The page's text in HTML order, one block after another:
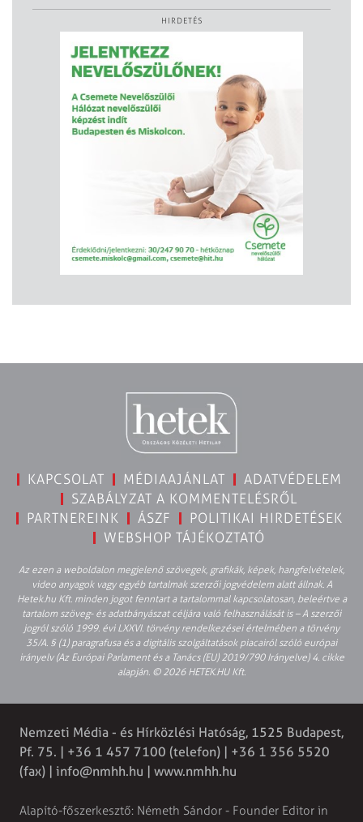
HIRDETÉS
KAPCSOLAT MÉDIAAJÁNLAT
ADATVÉDELEM
SZABÁLYZAT A KOMMENTELÉSRŐL
PARTNEREINK
ÁSZF
POLITIKAI HIRDETÉSEK
WEBSHOP TÁJÉKOZTATÓ
Az ezen a weboldalon megjelenő szövegek, grafikák, képek, hangfelvételek,
video anyagok vagy egyéb tartalmak szerzői jogvédelem alatt állnak. A
Hetek.hu Kft. minden jogot fenntart a tartalommal kapcsolatosan, beleértve a
tartalom szöveg- és adatbányászat céljára való felhasználását is – A szerzői
jogról szóló 1999. évi LXXVI. törvény rendelkezései értelmében a törvény
35/A. § (1) paragrafusa és a digitális szolgáltatások piacairól szóló európai
irányelv (Az Európai Parlament és a Tanács (EU) 2019/790 Irányelve) 4. cikke
alapján. © 2026 HETEK.HU Kft.
Nemzeti Média - és Hírközlési Hatóság, 1525 Budapest,
Pf. 75. | +36 1 457 7100 (telefon) | +36 1 356 5520
(fax) | info@nmhh.hu | www.nmhh.hu
Alapító-főszerkesztő: Németh Sándor - Founder Editor in